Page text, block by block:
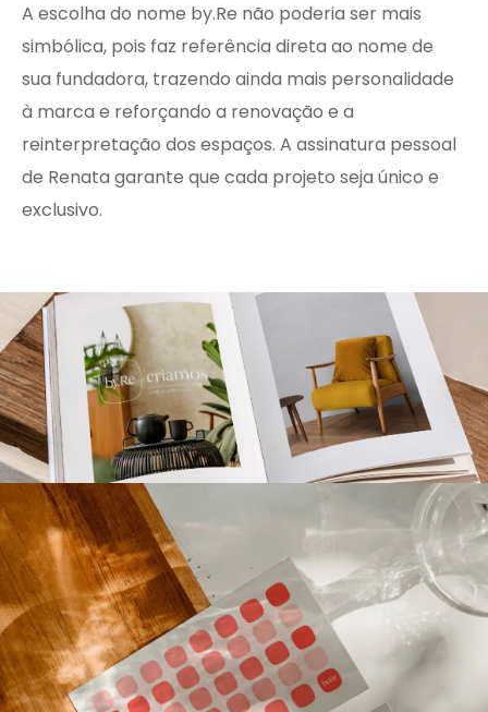
A escolha do nome by.Re não poderia ser mais
simbólica, pois faz referência direta ao nome de
sua fundadora, trazendo ainda mais personalidade
à marca e reforçando a renovação e a
reinterpretação dos espaços. A assinatura pessoal
de Renata garante que cada projeto seja único e
exclusivo.